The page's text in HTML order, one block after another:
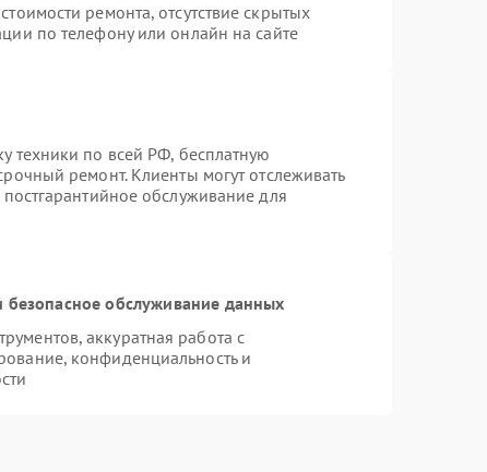
ремонта, отсутствие скрытых
по телефону или онлайн на сайте
техники по всей РФ, бесплатную
ремонт. Клиенты могут отслеживать
обслуживание для
обслуживание данных
аккуратная работа с
конфиденциальность и